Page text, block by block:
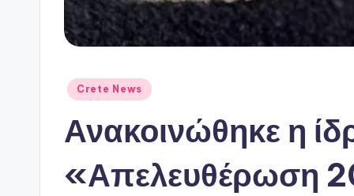
Αναρτήθηκε
Crete News
Ανακοινώθηκε η
«Απελευθέρωση